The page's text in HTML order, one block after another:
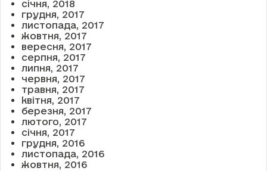
січня, 2018
грудня, 2017
листопада, 2017
жовтня, 2017
вересня, 2017
серпня, 2017
липня, 2017
червня, 2017
травня, 2017
квітня, 2017
березня, 2017
лютого, 2017
січня, 2017
грудня, 2016
листопада, 2016
жовтня, 2016